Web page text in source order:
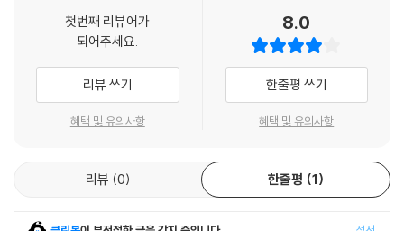
첫번째 리뷰어가
되어주세요.
리뷰 쓰기
혜택 및 유의사항
8.0
한줄평 쓰기
혜택 및 유의사항
리뷰 0 한줄평 1